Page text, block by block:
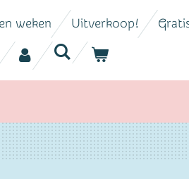
weken Uitverkoop!